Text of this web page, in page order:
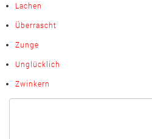
Lachen
Überrascht
Zunge
Unglücklich
Zwinkern